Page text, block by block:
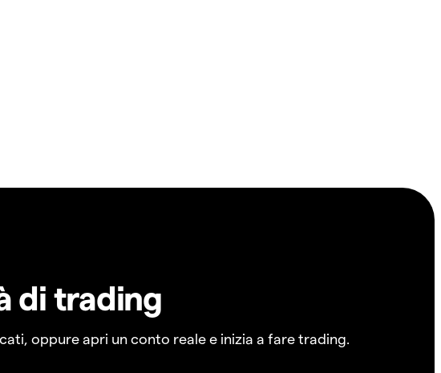
di trading
oppure apri un conto reale e inizia a fare trading.